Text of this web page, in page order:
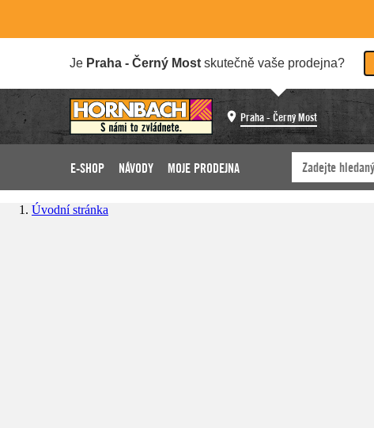
Je Praha - Černý Most skutečně vaše prodejna?
Praha - Černý Most
E-SHOP NÁVODY MOJE PRODEJNA
Úvodní stránka